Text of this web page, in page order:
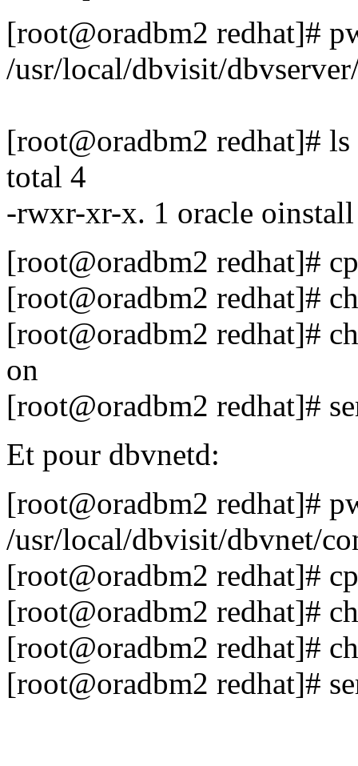
[root@oradbm2 redhat]#
/usr/local/dbvisit/
[root@oradbm2 redhat]#
total 4
-rwxr-xr-x. 1 oracle
[root@oradbm2 redhat]#
[root@oradbm2 redhat]#
[root@oradbm2 redhat]#
on
[root@oradbm2 redhat]#
Et pour dbvnetd:
[root@oradbm2 redhat]#
/usr/local/dbvisit/dbvnet/
[root@oradbm2 redhat]#
[root@oradbm2 redhat]#
[root@oradbm2 redhat]#
[root@oradbm2 redhat]#